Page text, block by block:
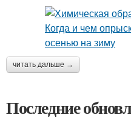
читать дальше →
Последние